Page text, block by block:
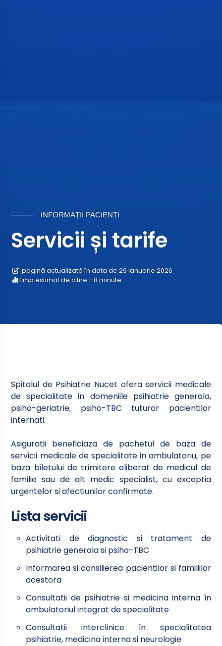
INFORMAȚII PACIENȚI
Servicii și tarife
pagină actualizată în data de 29 ianuarie 2026
timp estimat de citire - 8 minute
Spitalul de Psihiatrie Nucet ofera servicii medicale
de specialitate in domeniile psihiatrie generala,
psiho-geriatrie, psiho-TBC tuturor pacientilor
internati.
Asiguratii beneficiaza de pachetul de baza de
servicii medicale de specialitate in ambulatoriu, pe
baza biletului de trimitere eliberat de medicul de
familie sau de alt medic specialist, cu exceptia
urgentelor si afectiunilor confirmate.
Lista servicii
Activitati de diagnostic si tratament de
psihiatrie generala si psiho-TBC
Informarea si consilierea pacientilor si familiilor
acestora
Consultatii de psihiatrie si medicina interna în
ambulatoriul integrat de specialitate
Consultatii interclinice în specialitatea
psihiatrie, medicina interna si neurologie